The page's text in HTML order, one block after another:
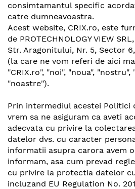
consimtamantul specific
catre dumneavoastra.
Acest website, CRIX.ro, este
de PROTECHNOLOGY VIEW
Str. Aragonitului, Nr. 5, Sector
(la care ne vom referi de aici
"CRIX.ro", "noi", "noua",
"noastre").
Prin intermediul acestei Politici
vrem sa ne asiguram ca aveti
adecvata cu privire la
datelor dvs. cu caracter
informatii asupra carora avem
informam, asa cum prevad
cu privire la protectia datelor
incluzand EU Regulation No.